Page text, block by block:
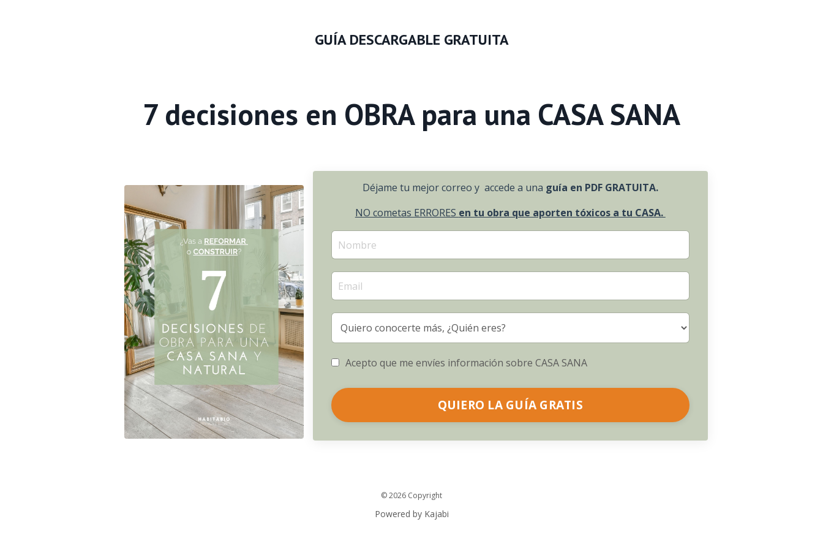
GUÍA DESCARGABLE GRATUITA
7 decisiones en OBRA para una CASA SANA
Déjame tu mejor correo y accede a una guía en PDF GRATUITA.
NO cometas ERRORES en tu obra que aporten tóxicos a tu CASA.
Acepto que me envíes información sobre CASA SANA
QUIERO LA GUÍA GRATIS
© 2026 Copyright
Powered by Kajabi